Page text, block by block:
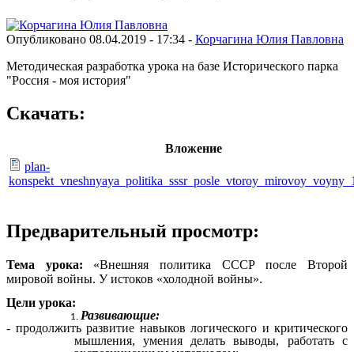
Опубликовано 08.04.2019 - 17:34 - Корчагина Юлия Павловна
Методическая разработка урока на базе Исторического парка
"Россия - моя история"
Скачать:
Вложение
plan-
Предварительный просмотр:
Тема урока: «Внешняя политика СССР после Второй
мировой войны. У истоков «холодной войны».
Цели урока:
Развивающие:
- продолжить развитие навыков логического и критического
мышления, умения делать выводы, работать с